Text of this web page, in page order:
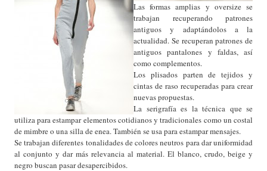
Las formas amplias y oversize se
trabajan recuperando patrones
antiguos y adaptándolos a la
actualidad. Se recuperan patrones de
antiguos pantalones y faldas, así
como complementos.
Los plisados parten de tejidos y
cintas de raso recuperadas para crear
nuevas propuestas.
La serigrafía es la técnica que se
utiliza para estampar elementos cotidianos y tradicionales como un costal
de mimbre o una silla de enea. También se usa para estampar mensajes.
Se trabajan diferentes tonalidades de colores neutros para dar uniformidad
al conjunto y dar más relevancia al material. El blanco, crudo, beige y
negro buscan pasar desapercibidos.